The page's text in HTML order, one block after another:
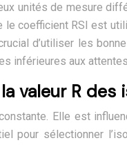
unités de mesure
coefficient RSI est
d’utiliser les
inférieures aux
valeur R des
Elle est
pour sélectionner